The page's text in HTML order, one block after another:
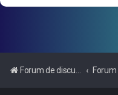
Forum de discussions sur le Regroupement de Crédits et le Rachat de Crédits